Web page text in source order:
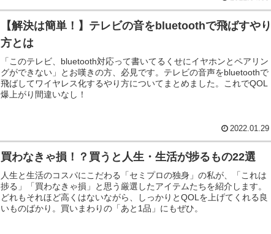
【解決は簡単！】テレビの音をbluetoothで飛ばすやり
方とは
「このテレビ、bluetooth対応って書いてるくせにイヤホンとペアリン
グができない」とお嘆きの方、必見です。テレビの音声をbluetoothで
飛ばしてワイヤレス化するやり方についてまとめました。これでQOL
爆上がり間違いなし！
2022.01.29
買わなきゃ損！？買うと人生・生活が捗るもの22選
人生と生活のコスパにこだわる「セミプロの独身」の私が、「これは
捗る」「買わなきゃ損」と思う厳選したアイテムたちを紹介します。
どれもそれほど高くはないながら、しっかりとQOLを上げてくれる良
いものばかり。買いまわりの「あと1品」にもぜひ。